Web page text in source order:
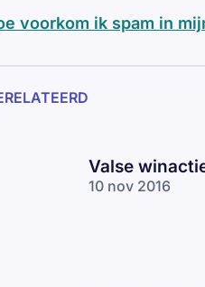
voorkom ik spam in
Valse
10 nov 2016